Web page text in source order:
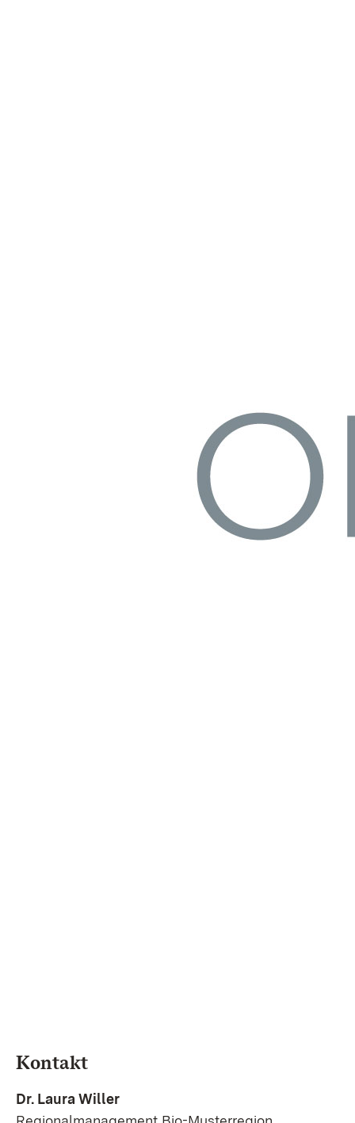
Kontakt
Dr. Laura Willer